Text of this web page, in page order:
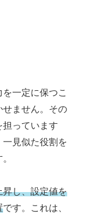
一定に保つこ
せません。その
っています
見似た役割を
し、設定値を
です。これは、